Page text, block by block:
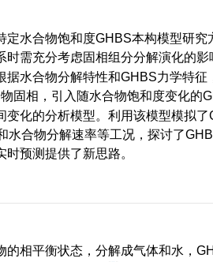
水合物饱和度GHBS本构模型研究
需充分考虑固相组分分解演化的影
水合物分解特性和GHBS力学特征
固相，引入随水合物饱和度变化的
化的分析模型。利用该模型模拟了
水合物分解速率等工况，探讨了
预测提供了新思路。
相平衡状态，分解成气体和水，